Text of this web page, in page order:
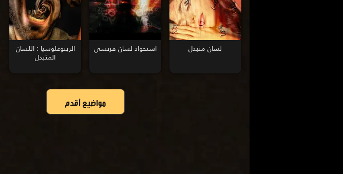
لسان متبدل استحواذ لسان فرنسي الزينوغلوسيا : اللسان
المتبدل
مواضيع أقدم